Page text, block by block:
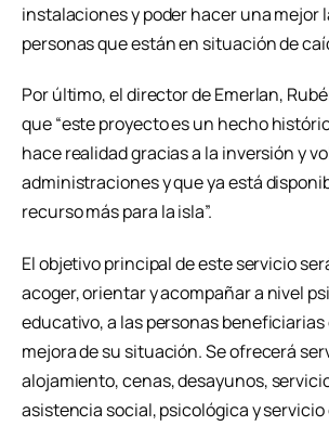
instalaciones y poder hacer una mejor
personas que están en situación de
Por último, el director de Emerlan,
que “este proyecto es un hecho
hace realidad gracias a la inversión y
administraciones y que ya está
recurso más para la isla”.
El objetivo principal de este servicio
acoger, orientar y acompañar a nivel
educativo, a las personas beneficiarias
mejora de su situación. Se ofrecerá
alojamiento, cenas, desayunos,
asistencia social, psicológica y